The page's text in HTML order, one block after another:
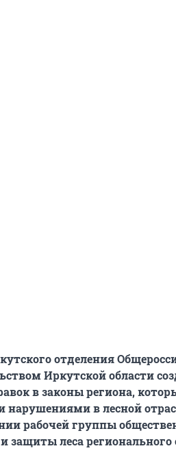
отделения
Иркутской области
в законы региона,
нарушениями в лесной
рабочей группы
защиты леса